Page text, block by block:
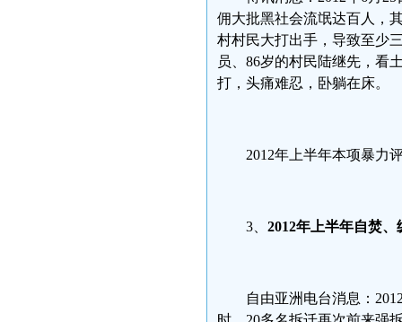
佣大批黑社会流氓达百人，
村村民大打出手，导致至少
员、86岁的村民陆继先，看
打，头痛难忍，卧躺在床。
2012年上半年本项暴力
3、 2012年上半年自焚、
自由亚洲电台消息：